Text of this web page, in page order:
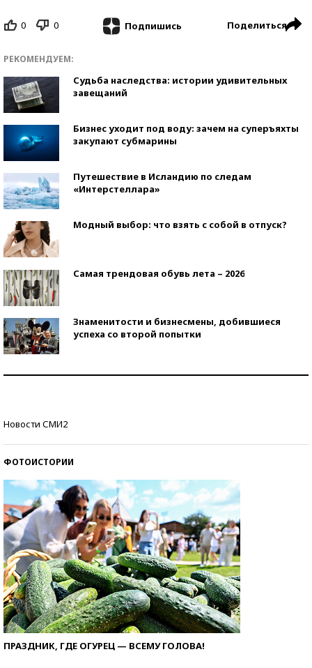
0 0 Подпишись Поделиться
РЕКОМЕНДУЕМ:
Судьба наследства: истории удивительных
завещаний
Бизнес уходит под воду: зачем на суперъяхты
закупают субмарины
Путешествие в Исландию по следам
«Интерстеллара»
Модный выбор: что взять с собой в отпуск?
Самая трендовая обувь лета – 2026
Знаменитости и бизнесмены, добившиеся
успеха со второй попытки
Новости СМИ2
ФОТОИСТОРИИ
ПРАЗДНИК, ГДЕ ОГУРЕЦ — ВСЕМУ ГОЛОВА!